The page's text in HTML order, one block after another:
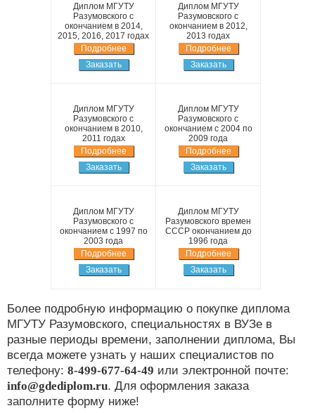
Диплом МГУТУ
Разумовского с
окончанием в 2014,
2015, 2016, 2017 годах
Подробнее
Заказать
Диплом МГУТУ
Разумовского с
окончанием в 2012,
2013 годах
Подробнее
Заказать
Диплом МГУТУ
Разумовского с
окончанием в 2010,
2011 годах
Подробнее
Заказать
Диплом МГУТУ
Разумовского с
окончанием с 2004 по
2009 года
Подробнее
Заказать
Диплом МГУТУ
Разумовского с
окончанием с 1997 по
2003 года
Подробнее
Заказать
Диплом МГУТУ
Разумовского времен
СССР окончанием до
1996 года
Подробнее
Заказать
Более подробную информацию о покупке диплома
МГУТУ Разумовского, специальностях в ВУЗе в
разные периоды времени, заполнении диплома, Вы
всегда можете узнать у наших специалистов по
телефону: 8-499-677-64-49 или электронной почте:
info@gdediplom.ru. Для оформления заказа
заполните форму ниже!